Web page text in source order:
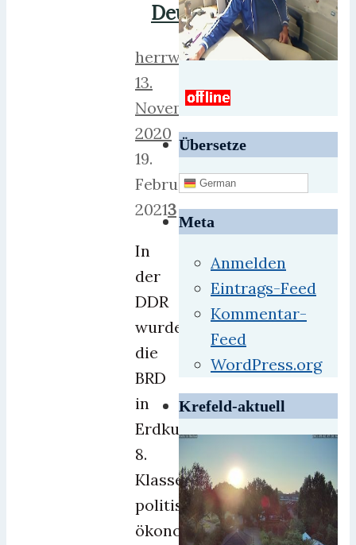
Deutschland.
herrweber
13.
November
2020
19.
Februar
20213
In
der
DDR
wurde
die
BRD
in
Erdkunde
8.
Klasse
politisch,
ökonomisch
Übersetze
German
Meta
Anmelden
Eintrags-Feed
Kommentar-
Feed
WordPress.org
Krefeld-aktuell